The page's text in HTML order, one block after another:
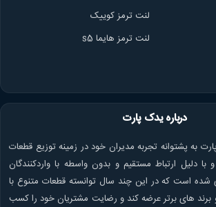
لنت ترمز کوییک
لنت ترمز هایما s5
درباره یدک پارت
به پشتوانه تجربه مدیران خود در زمینه توزیع قطعات
دلیل ارتباط مستقیم و بدون واسطه با واردکنندگان
شده است که در این چند سال توانسته قطعات متنوع با
های برتر عرضه کند و رضایت مشتریان خود را کسب